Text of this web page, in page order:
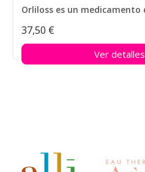
37,50 €
Ver detalles